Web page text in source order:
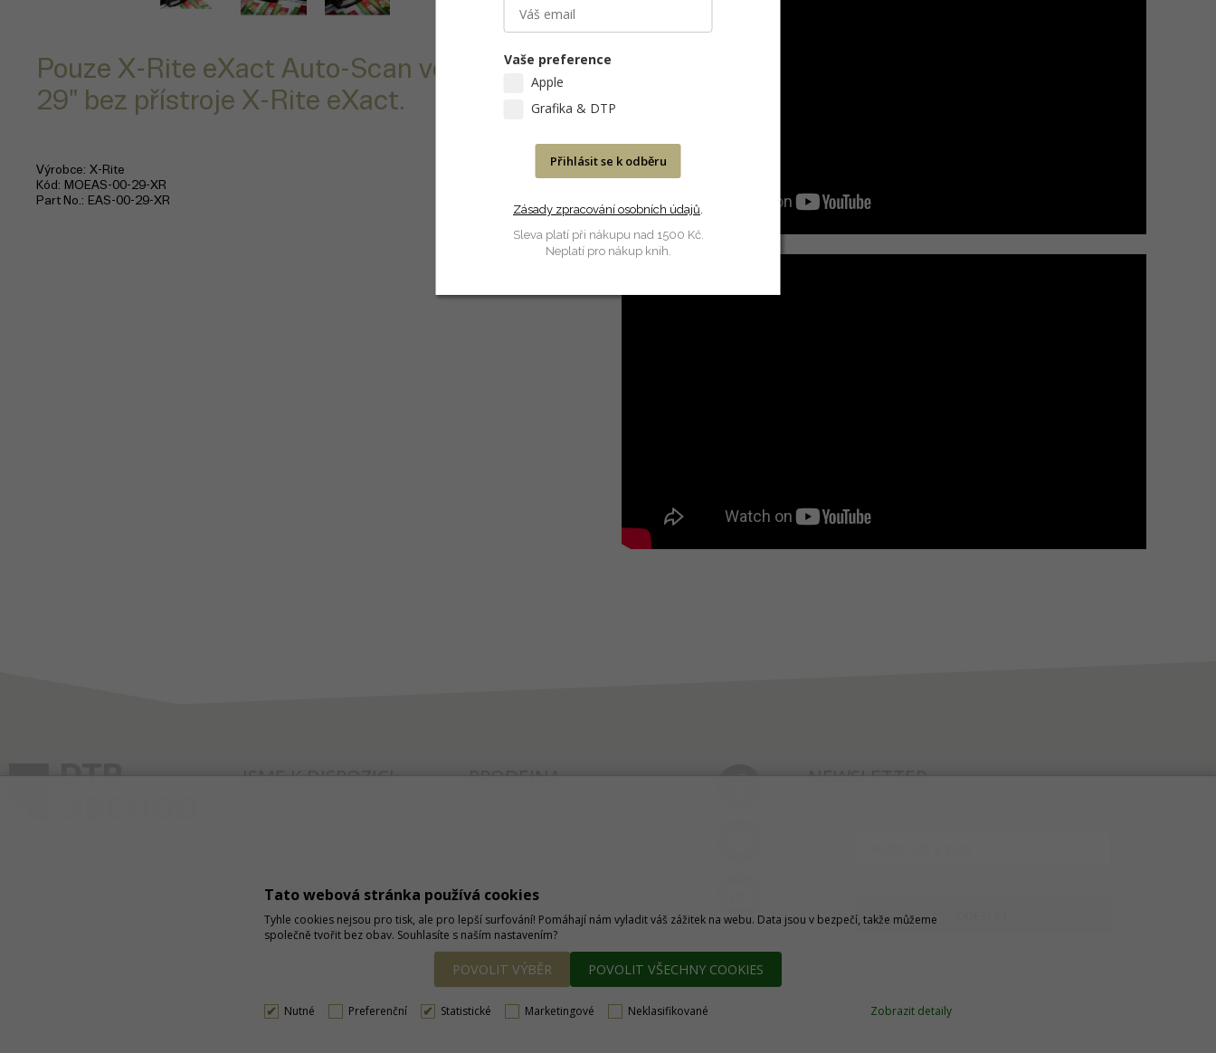
Pouze X-Rite eXact Auto-Scan ve velikosti
29" bez přístroje X-Rite eXact.
Výrobce X-Rite
Kód
MOEAS-00-29-XR
Part No.
EAS-00-29-XR
JSME K DISPOZICI
SPRÁVA COOKIES
PRODEJNA NEWSLETTER
Tato webová stránka používá cookies
Tyhle cookies nejsou pro tisk, ale pro lepší surfování! Pomáhají nám vyladit váš zážitek na webu. Data jsou v bezpečí, takže můžeme
společně tvořit bez obav. Souhlasíte s naším nastavením?
POVOLIT VÝBĚR POVOLIT VŠECHNY COOKIES
Nutné Preferenční Statistické Marketingové Neklasifikované Zobrazit detaily
Vaše preference
Apple
Grafika & DTP
Přihlásit se k odběru
Zásady zpracování osobních údajů.
Sleva platí při nákupu nad 1500 Kč.
Neplatí pro nákup knih.